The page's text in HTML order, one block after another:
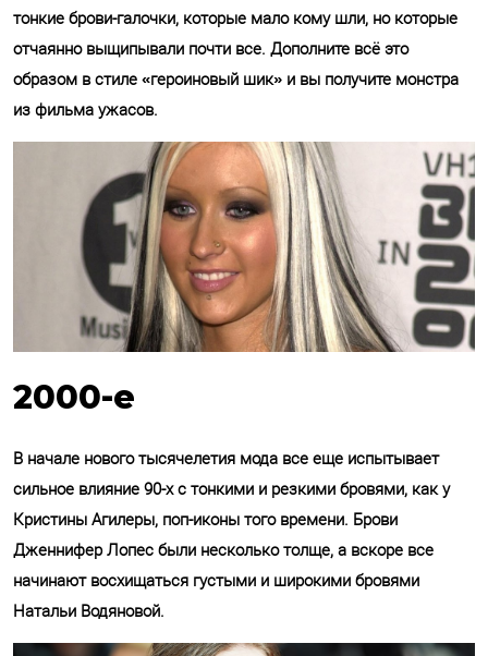
тонкие брови-галочки, которые мало кому шли, но которые
отчаянно выщипывали почти все. Дополните всё это
образом в стиле «героиновый шик» и вы получите монстра
из фильма ужасов.
2000-е
В начале нового тысячелетия мода все еще испытывает
сильное влияние 90-х с тонкими и резкими бровями, как у
Кристины Агилеры, поп-иконы того времени. Брови
Дженнифер Лопес были несколько толще, а вскоре все
начинают восхищаться густыми и широкими бровями
Натальи Водяновой.